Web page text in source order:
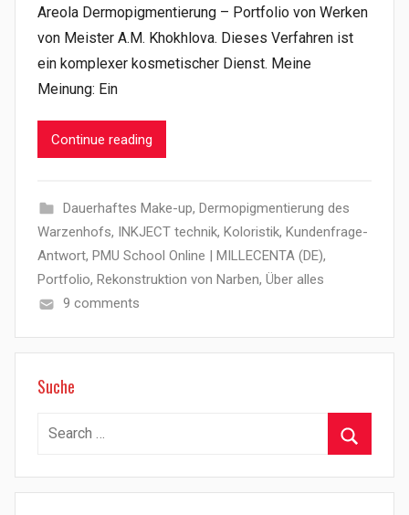
Areola Dermopigmentierung – Portfolio von Werken
von Meister A.M. Khokhlova. Dieses Verfahren ist
ein komplexer kosmetischer Dienst. Meine
Meinung: Ein
Continue reading
Dauerhaftes Make-up, Dermopigmentierung des
Warzenhofs, INKJECT technik, Koloristik, Kundenfrage-
Antwort, PMU School Online | MILLECENTA (DE),
Portfolio, Rekonstruktion von Narben, Über alles
9 comments
Suche
Search